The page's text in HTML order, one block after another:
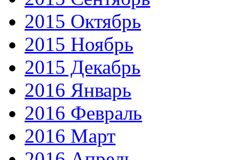
2015 Октябрь
2015 Ноябрь
2015 Декабрь
2016 Январь
2016 Февраль
2016 Март